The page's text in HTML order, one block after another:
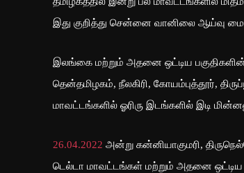
இது குறித்து சென்னை வானிலை ஆய்வு
இலங்கை மற்றும் அதனை ஒட்டிய
தென்தமிழகம், நீலகிரி, கோயம்புத்தூர்,
மாவட்டங்களில் ஓரிரு இடங்களில் இடி
26.04.2022 அன்று கன்னியாகுமரி,
டெல்டா மாவட்டங்கள் மற்றும் அதனை ஒட்டிய